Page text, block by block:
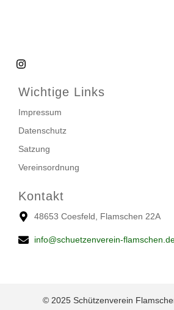
Wichtige Links
Impressum
Datenschutz
Satzung
Vereinsordnung
Kontakt
48653 Coesfeld, Flamschen 22A
info@schuetzenverein-
© 2025 Schützenverein